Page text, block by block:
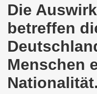
Die
betreffen
Menschen
Nationalität.
gegen Inflation,
mit bis zu
Montagsdemo-
mich aktiv am
gleichermaßen